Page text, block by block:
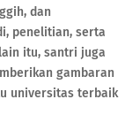
dan
penelitian, serta
itu, santri juga
gambaran
universitas terbaik